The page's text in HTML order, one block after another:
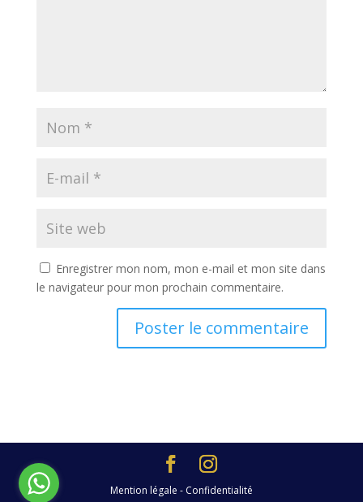
Enregistrer mon nom, mon e-mail et mon site dans
le navigateur pour mon prochain commentaire.
Mention légale - Confidentialité